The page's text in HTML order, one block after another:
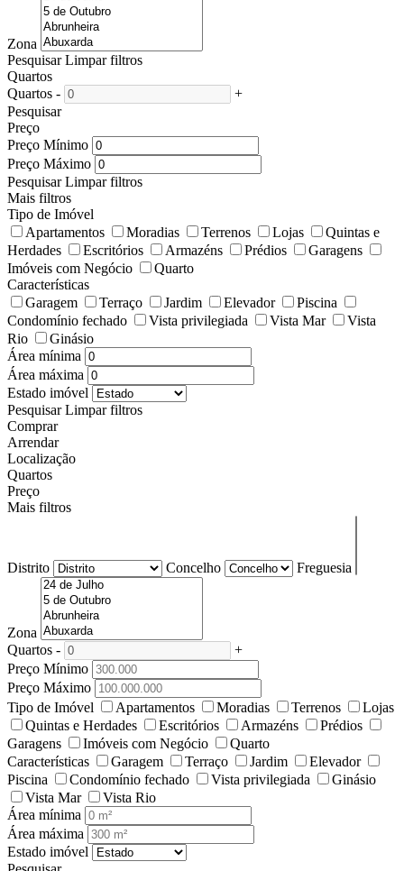
Zona
Pesquisar Limpar filtros
Quartos
Quartos -
+
Pesquisar
Preço
Preço Mínimo
Preço Máximo
Pesquisar Limpar filtros
Mais filtros
Tipo de Imóvel
Apartamentos
Moradias Terrenos Lojas
Quintas e
Herdades
Escritórios Armazéns Prédios
Garagens
Imóveis com Negócio
Quarto
Características
Garagem
Terraço Jardim Elevador
Piscina
Condomínio fechado
Vista privilegiada Vista Mar
Vista
Rio
Ginásio
Área mínima
Área máxima
Estado imóvel
Pesquisar Limpar filtros
Comprar
Arrendar
Localização
Quartos
Preço
Mais filtros
Distrito Concelho Freguesia
Zona
Quartos -
+
Preço Mínimo
Preço Máximo
Tipo de Imóvel
Apartamentos Moradias Terrenos
Lojas
Quintas e Herdades
Escritórios Armazéns
Prédios
Garagens
Imóveis com Negócio
Quarto
Características
Garagem Terraço Jardim
Elevador
Piscina
Condomínio fechado Vista privilegiada
Ginásio
Vista Mar
Vista Rio
Área mínima
Área máxima
Estado imóvel